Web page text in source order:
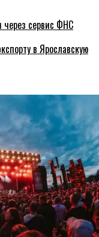
сервис ФНС
в Ярославскую